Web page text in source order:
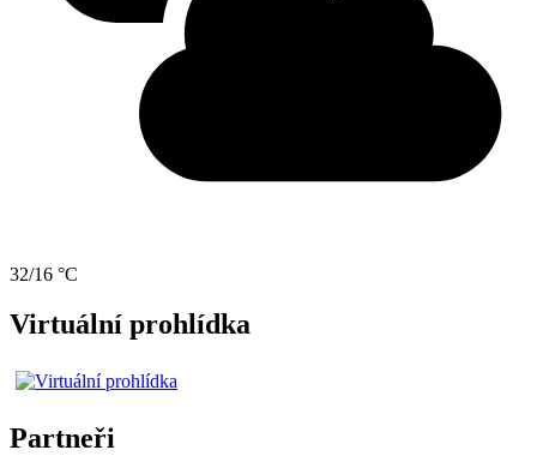
32/16 °C
Virtuální prohlídka
Partneři